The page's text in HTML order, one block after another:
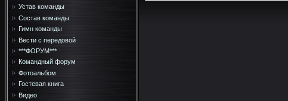
Устав команды
Состав команды
Гимн команды
Вести с передовой
***ФОРУМ***
Командный форум
Фотоальбом
Гостевая книга
Видео